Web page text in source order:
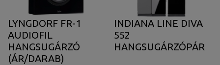
LYNGDORF FR-1
AUDIOFIL
HANGSUGÁRZÓ
(ÁR/DARAB)
INDIANA LINE DIVA
552
HANGSUGÁRZÓPÁR